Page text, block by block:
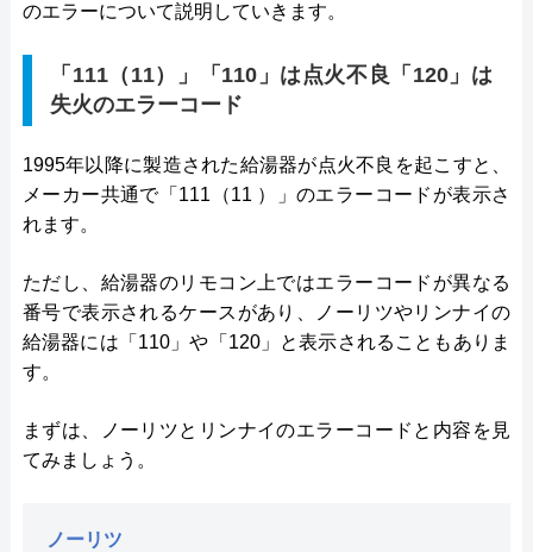
のエラーについて説明していきます。
「111（11）」「110」は点火不良「120」は
失火のエラーコード
1995年以降に製造された給湯器が点火不良を起こすと、
メーカー共通で「111（11 ）」のエラーコードが表示さ
れます。
ただし、給湯器のリモコン上ではエラーコードが異なる
番号で表示されるケースがあり、ノーリツやリンナイの
給湯器には「110」や「120」と表示されることもありま
す。
まずは、ノーリツとリンナイのエラーコードと内容を見
てみましょう。
ノーリツ